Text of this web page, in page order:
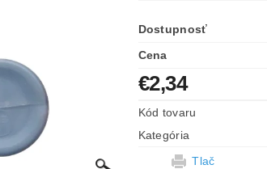
Dostupnosť
Cena
€2,34
Kód tovaru
Kategória
Tlač